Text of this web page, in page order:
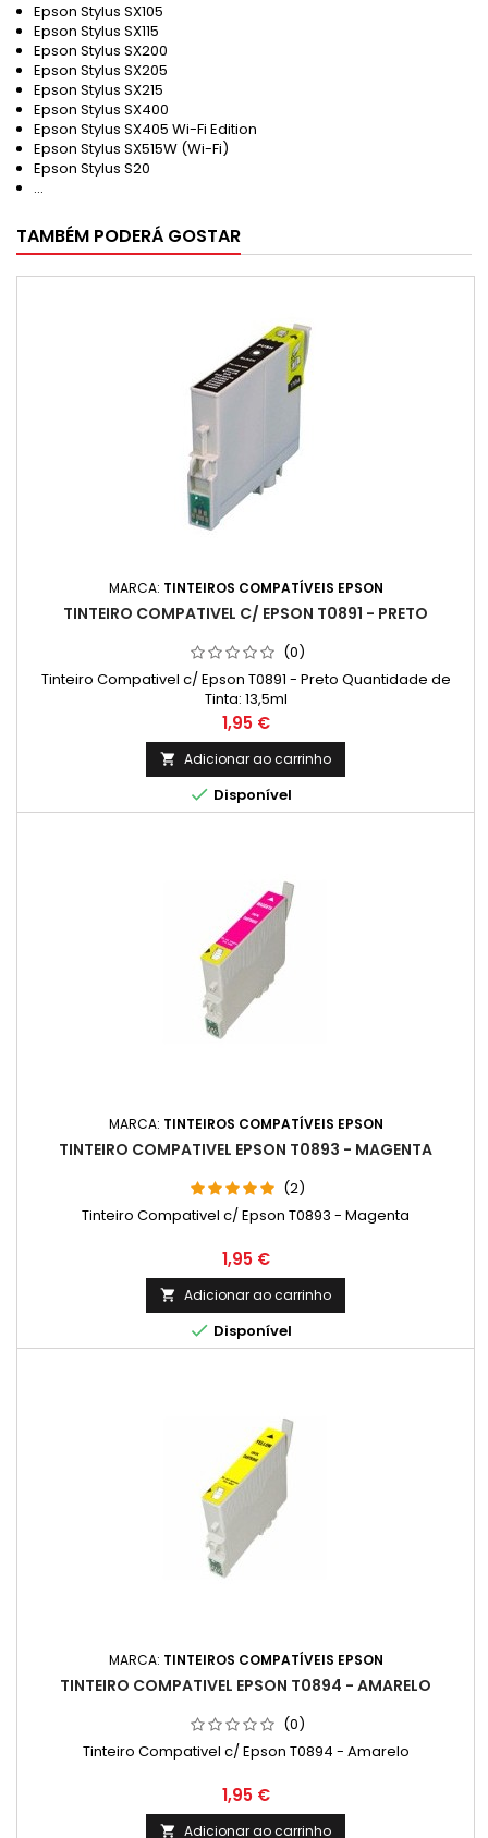
Epson Stylus SX105
Epson Stylus SX115
Epson Stylus SX200
Epson Stylus SX205
Epson Stylus SX215
Epson Stylus SX400
Epson Stylus SX405 Wi-Fi Edition
Epson Stylus SX515W (Wi-Fi)
Epson Stylus S20
...
TAMBÉM PODERÁ GOSTAR
MARCA: TINTEIROS COMPATÍVEIS EPSON
TINTEIRO COMPATIVEL C/ EPSON T0891 - PRETO
(0)
Tinteiro Compativel c/ Epson T0891 - Preto Quantidade de
Tinta: 13,5ml
Preço
1,95 €
 Adicionar ao carrinho
 Disponível
MARCA: TINTEIROS COMPATÍVEIS EPSON
TINTEIRO COMPATIVEL EPSON T0893 - MAGENTA
(2)
Tinteiro Compativel c/ Epson T0893 - Magenta
Preço
1,95 €
 Adicionar ao carrinho
 Disponível
MARCA: TINTEIROS COMPATÍVEIS EPSON
TINTEIRO COMPATIVEL EPSON T0894 - AMARELO
(0)
Tinteiro Compativel c/ Epson T0894 - Amarelo
Preço
1,95 €
 Adicionar ao carrinho